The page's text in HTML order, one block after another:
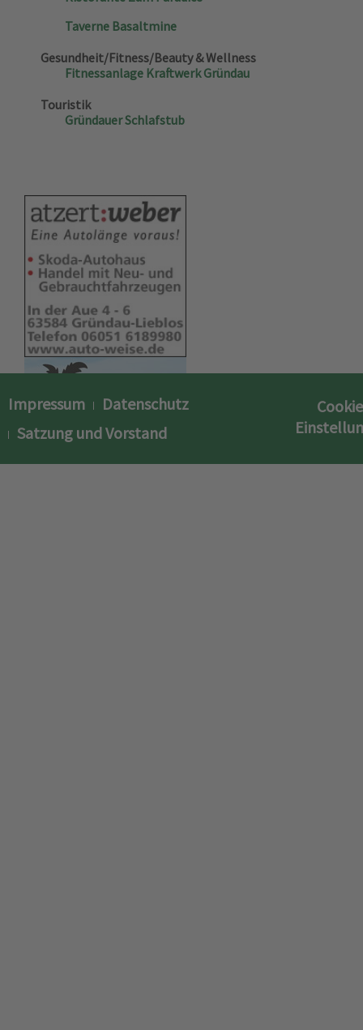
Taverne Basaltmine
Gesundheit/Fitness/Beauty & Wellness
Fitnessanlage Kraftwerk Gründau
Touristik
Gründauer Schlafstub
Impressum
Datenschutz
Satzung und Vorstand